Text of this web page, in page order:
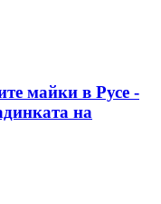
майки в Русе -
на